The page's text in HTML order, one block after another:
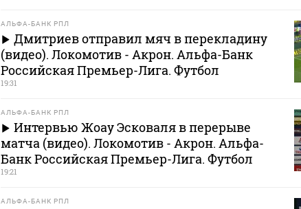
АЛЬФА-БАНК РПЛ
Дмитриев отправил мяч в перекладину
(видео). Локомотив - Акрон. Альфа-Банк
Российская Премьер-Лига. Футбол
19:31
АЛЬФА-БАНК РПЛ
Интервью Жоау Эсковаля в перерыве
матча (видео). Локомотив - Акрон. Альфа-
Банк Российская Премьер-Лига. Футбол
19:21
АЛЬФА-БАНК РПЛ